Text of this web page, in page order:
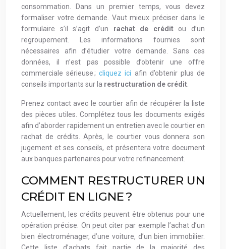
consommation. Dans un premier temps, vous devez
formaliser votre demande. Vaut mieux préciser dans le
formulaire s’il s’agit d’un rachat de créditou d’un
regroupement. Les informations fournies sont
nécessaires afin d’étudier votre demande. Sans ces
données, il n’est pas possible d’obtenir une offre
commerciale sérieuse ;cliquez ici afin d’obtenir plus de
conseils importants sur la restructuration de crédit
Prenez contact avec le courtier afin de récupérer la liste
des pièces utiles. Complétez tous les documents exigés
afin d’aborder rapidement un entretien avec le courtier en
rachat de crédits. Après, le courtier vous donnera son
jugement et ses conseils, et présentera votre document
aux banques partenaires pour votre refinancement.
COMMENT RESTRUCTURER UN
CRÉDIT EN LIGNE ?
Actuellement, les crédits peuvent être obtenus pour une
opération précise. On peut citer par exemple l’achat d’un
bien électroménager, d’une voiture, d’un bien immobilier.